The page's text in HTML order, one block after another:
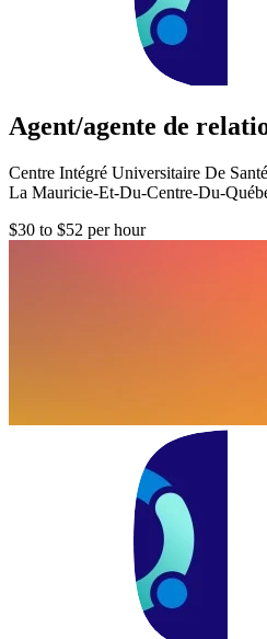
Agent/agente de
Centre Intégré Universitaire De
La Mauricie-Et-Du-Centre-Du-
$30 to $52 per hour